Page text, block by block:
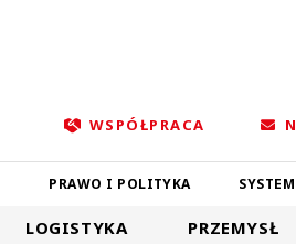
WSPÓŁPRACA
PRAWO I POLITYKA
LOGISTYKA PRZEMYSŁ